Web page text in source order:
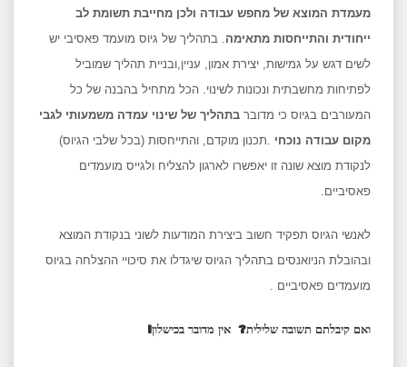
מעמדת המוצא של מחפש עבודה ולכן מחייבת תשומת לב
ייחודית והתייחסות מתאימה. בתהליך של גיוס מועמד פאסיבי יש
לשים דגש על גמישות, יצירת אמון, עניין,ובניית תהליך שמוביל
לפתיחות מחשבתית ונכונות לשינוי. הכל מתחיל בהבנה של כל
המעורבים בגיוס כי מדובר בתהליך של שינוי עמדה משמעותי לגבי
מקום עבודה נוכחי .תכנון מוקדם, והתייחסות (בכל שלבי הגיוס)
לנקודת מוצא שונה זו יאפשרו לארגון להצליח ולגייס מועמדים
פאסיביים.
לאנשי הגיוס תפקיד חשוב ביצירת המודעות לשוני בנקודת המוצא
ובהובלת הניואנסים בתהליך הגיוס שיגדלו את סיכויי ההצלחה בגיוס
מועמדים פאסיביים .
ואם קיבלתם תשובה שלילית? אין מדובר בכישלון!